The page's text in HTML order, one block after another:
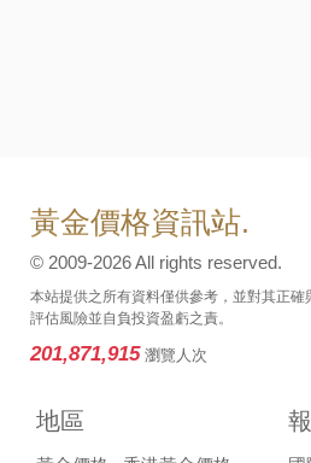
黃金價格資訊站.
© 2009-2026 All rights reserved.
本站提供之所有資料僅供參考，並對其正
評估風險並自負投資盈虧之責。
201,871,915 瀏覽人次
地區